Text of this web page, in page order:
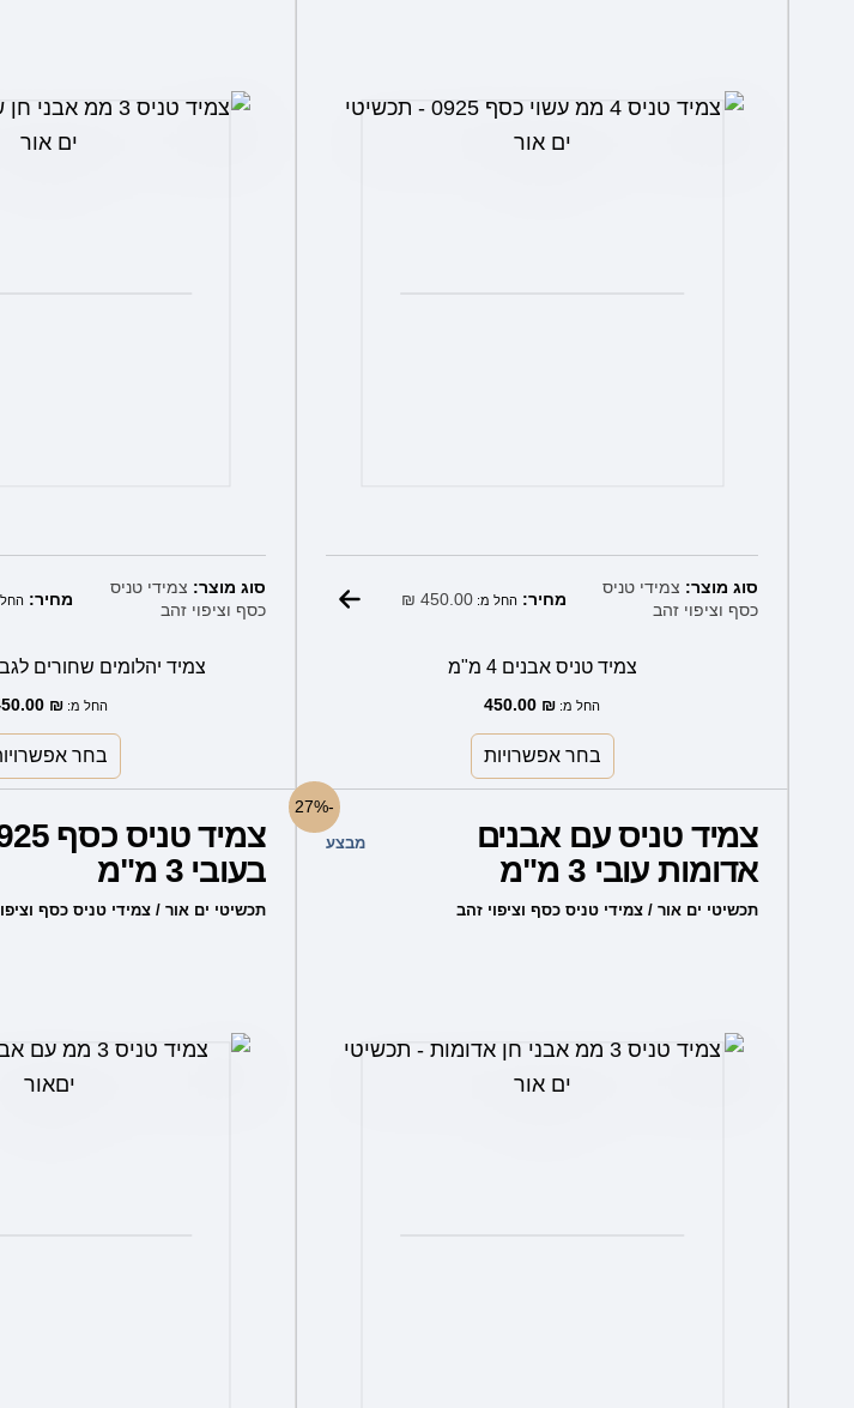
סוג מוצר: צמידי טניס
כסף וציפוי זהב
מחיר:החל מ:450.00
₪
צמיד טניס אבנים 4 מ"מ
החל מ: 450.00 ₪
בחר אפשרויות
את
סוג מוצר: צמידי טניס
כסף וציפוי זהב
מחיר:
צמיד יהלומים שחורים לגבר
החל מ:₪
בחר
-27%
צמיד טניס עם אבנים
אדומות עובי 3 מ"מ
תכשיטי ים אור / צמידי טניס כסף וציפוי זהב
מבצע
מספר
את
צמיד טניס
בעובי 3 מ"מ
תכשיטי ים אור / צמידי טניס כסף